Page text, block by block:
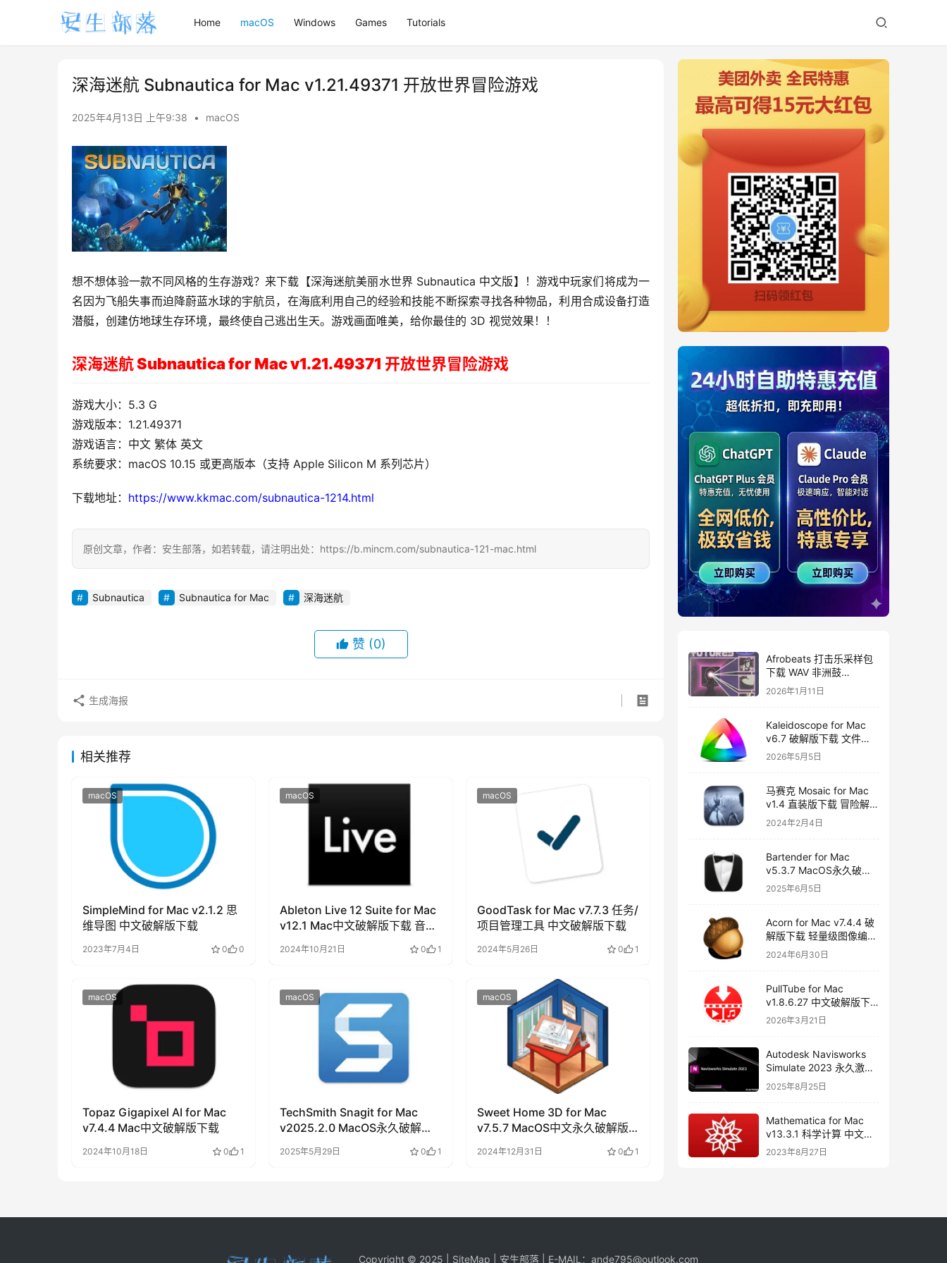
Home macOS Windows Games Tutorials
深海迷航 Subnautica for Mac v1.21.49371 开放世界冒险游戏
2025年4月13日 上午9:38 • macOS
想不想体验一款不同风格的生存游戏？来下载【深海迷航美丽水世界 Subnautica 中文版】！游戏中玩家们将成为一
名因为飞船失事而迫降蔚蓝水球的宇航员，在海底利用自己的经验和技能不断探索寻找各种物品，利用合成设备打造
潜艇，创建仿地球生存环境，最终使自己逃出生天。游戏画面唯美，给你最佳的 3D 视觉效果！！
深海迷航 Subnautica for Mac v1.21.49371 开放世界冒险游戏
游戏大小：5.3 G
游戏版本：1.21.49371
游戏语言：中文 繁体 英文
系统要求：macOS 10.15 或更高版本（支持 Apple Silicon M 系列芯片）
下载地址： https://www.kkmac.com/subnautica-1214.html
原创文章，作者：安生部落，如若转载，请注明出处：https://b.mincm.com/subnautica-121-mac.html
Subnautica Subnautica for Mac 深海迷航
赞 (0)
生成海报
相关推荐
macOS
SimpleMind for Mac v2.1.2 思
维导图 中文破解版下载
2023年7月4日 0 0
macOS
Ableton Live 12 Suite for Mac
v12.1 Mac中文破解版下载 音乐
2024年10月21日 0 1
macOS
GoodTask for Mac v7.7.3 任务/
项目管理工具 中文破解版下载
2024年5月26日 0 1
macOS
Topaz Gigapixel AI for Mac
v7.4.4 Mac中文破解版下载
2024年10月18日 0 1
macOS
TechSmith Snagit for Mac
v2025.2.0 MacOS永久破解版
2025年5月29日 0 1
macOS
Sweet Home 3D for Mac
v7.5.7 MacOS中文永久破解版
2024年12月31日 0 1
Afrobeats 打击乐采样包
下载 WAV 非洲鼓
Amapiano Afro House
Futures Vol 2
2026年1月11日
Kaleidoscope for Mac
v6.7 破解版下载 文件比
较工具
2026年5月5日
马赛克 Mosaic for Mac
v1.4 直装版下载 冒险解
谜游戏
2024年2月4日
Bartender for Mac
v5.3.7 MacOS永久破解
版下载
2025年6月5日
Acorn for Mac v7.4.4 破
解版下载 轻量级图像编辑
器
2024年6月30日
PullTube for Mac
v1.8.6.27 中文破解版下
载 视频下载工具
2026年3月21日
Autodesk Navisworks
Simulate 2023 永久激活
破解版下载
2025年8月25日
Mathematica for Mac
v13.3.1 科学计算 中文破
解版下载
2023年8月27日
Copyright © 2025 | SiteMap | 安生部落 | E-MAIL： ande795@outlook.com